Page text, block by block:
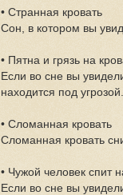
• Странная кровать
Сон, в котором вы
• Пятна и грязь на
Если во сне вы
находится под угрозой.
• Сломанная кровать
Сломанная кровать
• Чужой человек спит
Если во сне вы